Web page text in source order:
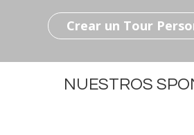
Crear un Tour
NUESTROS